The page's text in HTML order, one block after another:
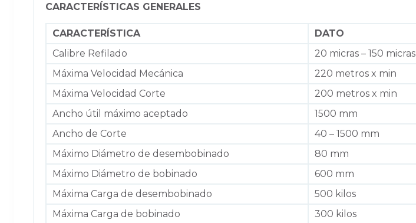
CARACTERÍSTICAS GENERALES
CARACTERÍSTICA
DATO
Calibre Refilado
20 micras – 150 micras
Máxima Velocidad Mecánica
220 metros x min
Máxima Velocidad Corte
200 metros x min
Ancho útil máximo aceptado
1500 mm
Ancho de Corte
40 – 1500 mm
Máximo Diámetro de desembobinado
80 mm
Máximo Diámetro de bobinado
600 mm
Máxima Carga de desembobinado
500 kilos
Máxima Carga de bobinado
300 kilos